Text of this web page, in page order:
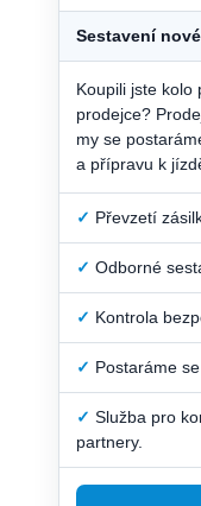
Sestavení
Koupili jste kolo
prodejce?
my se
a přípravu k
✓ Převzetí
✓ Odborné
✓ Kontrola
✓ Postaráme
✓ Služba pro
partnery.